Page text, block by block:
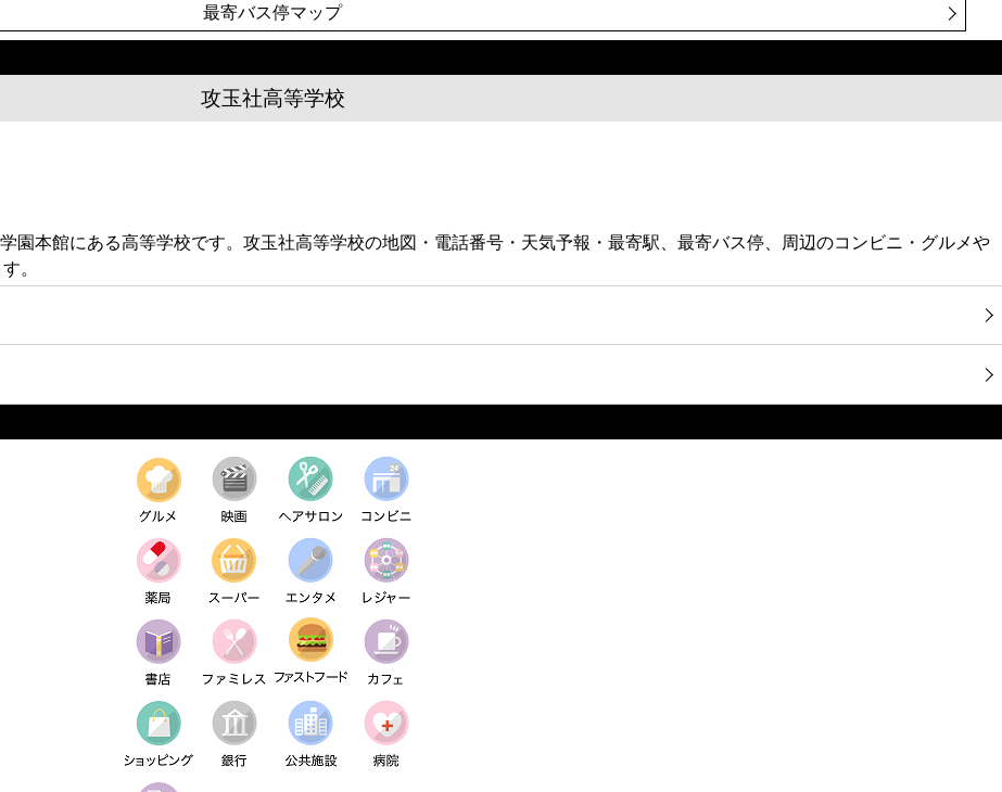
最寄バス停マップ
攻玉社高等学校
園本館にある高等学校です。攻玉社高等学校の地図・電話番号・天気予報・最寄駅、最寄バス停、周辺のコンビニ・グルメや
。